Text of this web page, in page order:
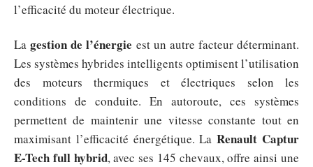
l’efficacité du moteur électrique.
Lagestion de l’énergie est un autre facteur déterminant.
Les systèmes hybrides intelligents optimisent l’utilisation
des moteurs thermiques et électriques selon les
conditions de conduite. En autoroute, ces systèmes
permettent de maintenir une vitesse constante tout en
maximisant l’efficacité énergétique. LaRenault Captur
E-Tech full hybrid, avec ses 145 chevaux, offre ainsi une